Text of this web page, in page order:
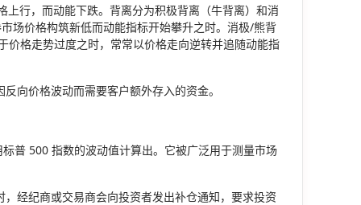
行，而动能下跌。背离分为积极背离（牛背离）和消
场价格构筑新低而动能指标开始攀升之时。消极/熊背
价格走势过度之时，常常以价格走向逆转并追随动能指
向价格波动而需要客户额外存入的资金。
普 500 指数的波动值计算出。它被广泛用于测量市场
经纪商或交易商会向投资者发出补仓通知，要求投资